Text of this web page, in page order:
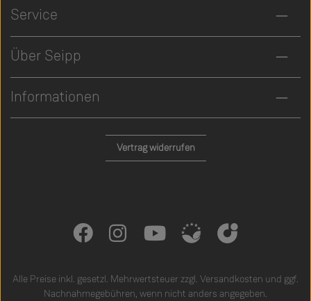
Service
Über Seipp
Informationen
Vertrag widerrufen
Alle Preise inkl. gesetzl. Mehrwertsteuer zzgl. Versandkosten und ggf.
Nachnahmegebühren, wenn nicht anders angegeben.